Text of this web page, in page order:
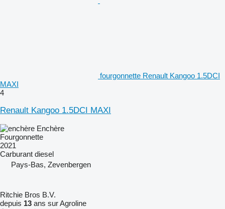
fourgonnette Renault Kangoo 1.5DCI
MAXI
4
Renault Kangoo 1.5DCI MAXI
Enchère
Fourgonnette
2021
Carburant diesel
Pays-Bas, Zevenbergen
Ritchie Bros B.V.
depuis 13 ans sur Agroline